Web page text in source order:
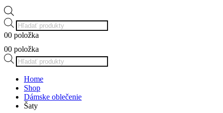
Products
search
00 položka
00 položka
Products
search
Home
Shop
Dámske oblečenie
Šaty